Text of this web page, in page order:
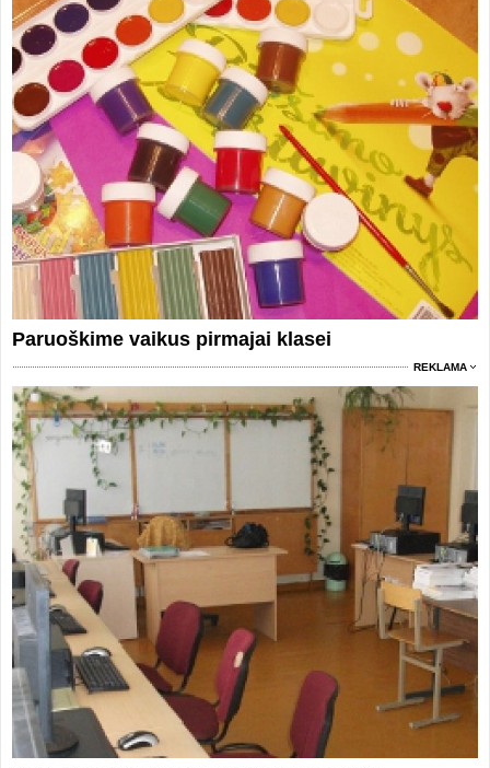
Paruoškime vaikus pirmajai klasei
REKLAMA